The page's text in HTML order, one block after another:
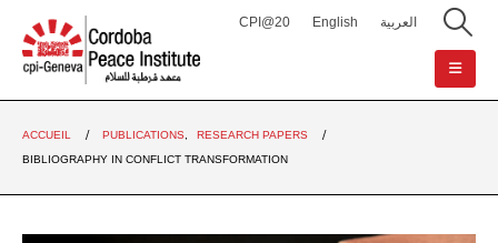
CPI@20 English العربية
ACCUEIL PUBLICATIONS
RESEARCH PAPERS
BIBLIOGRAPHY IN CONFLICT TRANSFORMATION